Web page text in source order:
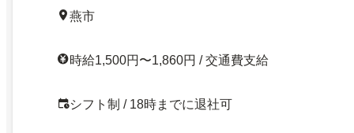
燕市
時給1,500円〜1,860円 / 交通費支給
シフト制 / 18時までに退社可